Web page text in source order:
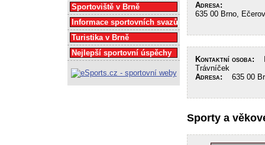
Adresa:
635 00 Brno,
Kontaktní osoba:
Trávníček
Adresa: 635 00
Sporty a
Sportoviště v Brně
Informace sportovních svazů
Turistika v Brně
Nejlepší sportovní úspěchy